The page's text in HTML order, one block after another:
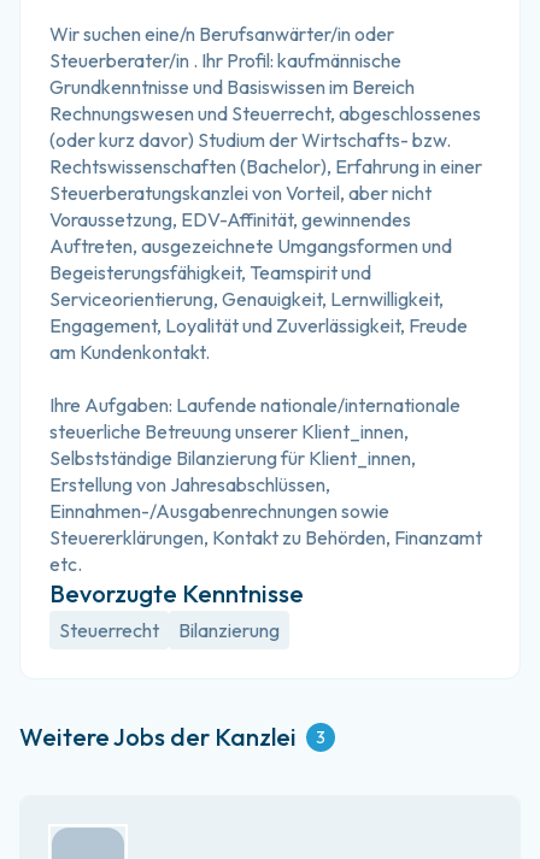
Wir suchen eine/n Berufsanwärter/in oder
Steuerberater/in . Ihr Profil: kaufmännische
Grundkenntnisse und Basiswissen im Bereich
Rechnungswesen und Steuerrecht, abgeschlossenes
(oder kurz davor) Studium der Wirtschafts- bzw.
Rechtswissenschaften (Bachelor), Erfahrung in einer
Steuerberatungskanzlei von Vorteil, aber nicht
Voraussetzung, EDV-Affinität, gewinnendes
Auftreten, ausgezeichnete Umgangsformen und
Begeisterungsfähigkeit, Teamspirit und
Serviceorientierung, Genauigkeit, Lernwilligkeit,
Engagement, Loyalität und Zuverlässigkeit, Freude
am Kundenkontakt.
Ihre Aufgaben: Laufende nationale/internationale
steuerliche Betreuung unserer Klient_innen,
Selbstständige Bilanzierung für Klient_innen,
Erstellung von Jahresabschlüssen,
Einnahmen-/Ausgabenrechnungen sowie
Steuererklärungen, Kontakt zu Behörden, Finanzamt
etc.
Bevorzugte Kenntnisse
Steuerrecht Bilanzierung
Weitere Jobs der Kanzlei 3